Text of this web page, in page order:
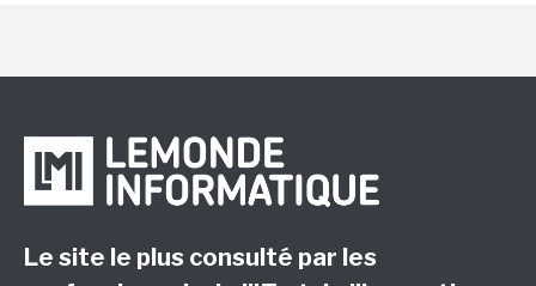
Le site le plus consulté par les